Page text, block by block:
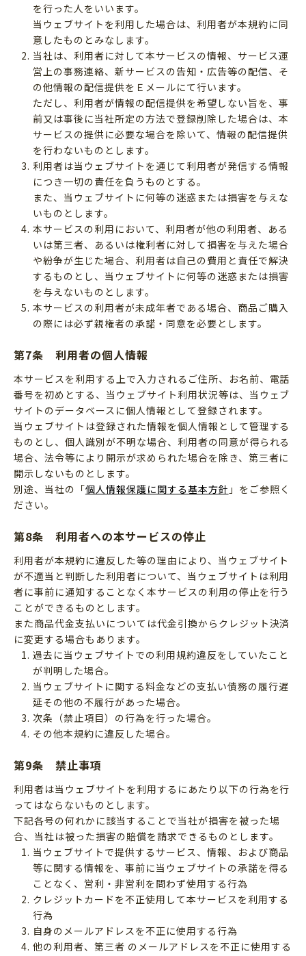
を行った人をいいます。
当ウェブサイトを利用した場合は、利用者が本規約に同
意したものとみなします。
当社は、利用者に対して本サービスの情報、サービス運
営上の事務連絡、新サービスの告知・広告等の配信、そ
の他情報の配信提供をＥメールにて行います。
ただし、利用者が情報の配信提供を希望しない旨を、事
前又は事後に当社所定の方法で登録削除した場合は、本
サービスの提供に必要な場合を除いて、情報の配信提供
を行わないものとします。
利用者は当ウェブサイトを通じて利用者が発信する情報
につき一切の責任を負うものとする。
また、当ウェブサイトに何等の迷惑または損害を与えな
いものとします。
本サービスの利用において、利用者が他の利用者、ある
いは第三者、あるいは権利者に対して損害を与えた場合
や紛争が生じた場合、利用者は自己の費用と責任で解決
するものとし、当ウェブサイトに何等の迷惑または損害
を与えないものとします。
本サービスの利用者が未成年者である場合、商品ご購入
の際には必ず親権者の承諾・同意を必要とします。
第7条 利用者の個人情報
本サービスを利用する上で入力されるご住所、お名前、電話
番号を初めとする、当ウェブサイト利用状況等は、当ウェブ
サイトのデータベースに個人情報として登録されます。
当ウェブサイトは登録された情報を個人情報として管理する
ものとし、個人識別が不明な場合、利用者の同意が得られる
場合、法令等により開示が求められた場合を除き、第三者に
開示しないものとします。
別途、当社の「個人情報保護に関する基本方針 」をご参照く
ださい。
第8条 利用者への本サービスの停止
利用者が本規約に違反した等の理由により、当ウェブサイト
が不適当と判断した利用者について、当ウェブサイトは利用
者に事前に通知することなく本サービスの利用の停止を行う
ことができるものとします。
また商品代金支払いについては代金引換からクレジット決済
に変更する場合もあります。
過去に当ウェブサイトでの利用規約違反をしていたこと
が判明した場合。
当ウェブサイトに関する料金などの支払い債務の履行遅
延その他の不履行があった場合。
次条（禁止項目）の行為を行った場合。
その他本規約に違反した場合。
第9条 禁止事項
利用者は当ウェブサイトを利用するにあたり以下の行為を行
ってはならないものとします。
下記各号の何れかに該当することで当社が損害を被った場
合、当社は被った損害の賠償を請求できるものとします。
当ウェブサイトで提供するサービス、情報、および商品
等に関する情報を、事前に当ウェブサイトの承諾を得る
ことなく、営利・非営利を問わず使用する行為
クレジットカードを不正使用して本サービスを利用する
行為
自身のメールアドレスを不正に使用する行為
他の利用者、第三者 のメールアドレスを不正に使用する